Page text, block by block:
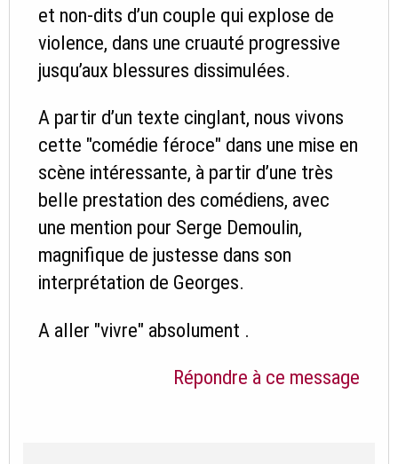
et non-dits d’un couple qui explose de
violence, dans une cruauté progressive
jusqu’aux blessures dissimulées.
A partir d’un texte cinglant, nous vivons
cette "comédie féroce" dans une mise en
scène intéressante, à partir d’une très
belle prestation des comédiens, avec
une mention pour Serge Demoulin,
magnifique de justesse dans son
interprétation de Georges.
A aller "vivre" absolument .
Répondre à ce message